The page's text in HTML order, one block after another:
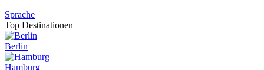
Sprache
Top Destinationen
Berlin
Hamburg